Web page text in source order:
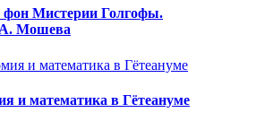
фон Мистерии Голгофы.
Мошева
и математика в Гётеануме